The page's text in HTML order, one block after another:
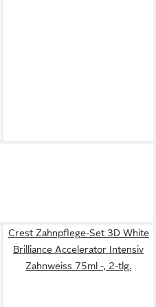
Crest Zahnpflege-Set 3D White
Brilliance Accelerator Intensiv
Zahnweiss 75ml -, 2-tlg.